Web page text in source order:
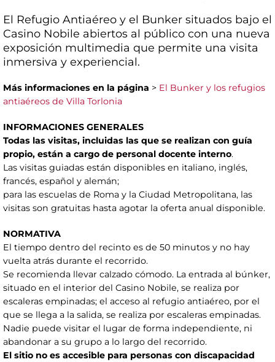
El Refugio Antiaéreo y el Bunker situados bajo el
Casino Nobile abiertos al público con una nueva
exposición multimedia que permite una visita
inmersiva y experiencial.
Más informaciones en la página > El Bunker y los refugios
antiaéreos de Villa Torlonia
INFORMACIONES GENERALES
Todas las visitas, incluidas las que se realizan con guía
propio, están a cargo de personal docente interno.
Las visitas guiadas están disponibles en italiano, inglés,
francés, español y alemán;
para las escuelas de Roma y la Ciudad Metropolitana, las
visitas son gratuitas hasta agotar la oferta anual disponible.
NORMATIVA
El tiempo dentro del recinto es de 50 minutos y no hay
vuelta atrás durante el recorrido.
Se recomienda llevar calzado cómodo. La entrada al búnker,
situado en el interior del Casino Nobile, se realiza por
escaleras empinadas; el acceso al refugio antiaéreo, por el
que se llega a la salida, se realiza por escaleras empinadas.
Nadie puede visitar el lugar de forma independiente, ni
abandonar a su grupo a lo largo del recorrido.
El sitio no es accesible para personas con discapacidad